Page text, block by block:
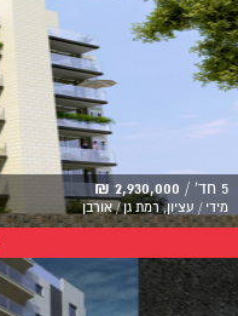
5 חד' / 2,930,000 ₪
מידי / עציון, רמת גן / אורבן